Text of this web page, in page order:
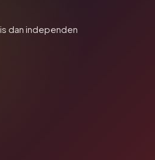
dan independen